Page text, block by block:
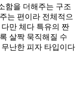
함을 더해주는 구조
는 편이라 전체적으
만 체다 특유의 짠
살짝 묵직해질 수
난한 피자 타입이다